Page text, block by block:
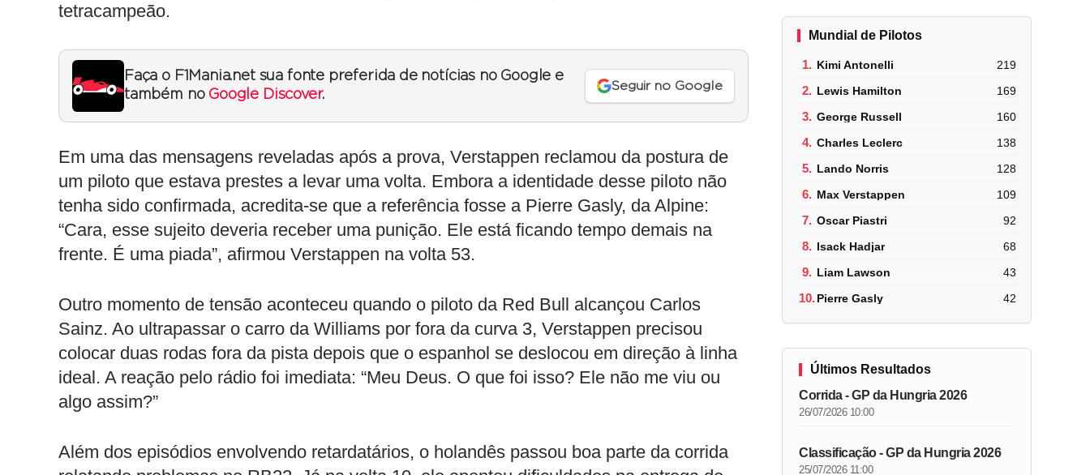
tetracampeão.
Faça o F1Mania.net sua fonte preferida de notícias no Google e
também no Google Discover.
Seguir no Google
Em uma das mensagens reveladas após a prova, Verstappen reclamou da postura de
um piloto que estava prestes a levar uma volta. Embora a identidade desse piloto não
tenha sido confirmada, acredita-se que a referência fosse a Pierre Gasly, da Alpine:
“Cara, esse sujeito deveria receber uma punição. Ele está ficando tempo demais na
frente. É uma piada”, afirmou Verstappen na volta 53.
Outro momento de tensão aconteceu quando o piloto da Red Bull alcançou Carlos
Sainz. Ao ultrapassar o carro da Williams por fora da curva 3, Verstappen precisou
colocar duas rodas fora da pista depois que o espanhol se deslocou em direção à linha
ideal. A reação pelo rádio foi imediata: “Meu Deus. O que foi isso? Ele não me viu ou
algo assim?”
Além dos episódios envolvendo retardatários, o holandês passou boa parte da corrida
Mundial de Pilotos
1. Kimi Antonelli 219
2. Lewis Hamilton 169
3. George Russell 160
4. Charles Leclerc 138
5. Lando Norris 128
6. Max Verstappen 109
7. Oscar Piastri 92
8. Isack Hadjar 68
9. Liam Lawson 43
10.Pierre Gasly 42
Últimos Resultados
Corrida - GP da Hungria 2026
26/07/2026 10:00
Classificação - GP da Hungria 2026
25/07/2026 11:00